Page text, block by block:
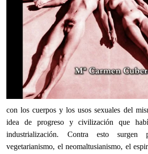
con los cuerpos y los usos sexuales del
idea de progreso y civilización que
industrialización. Contra esto surgen
vegetarianismo, el neomaltusianismo, el